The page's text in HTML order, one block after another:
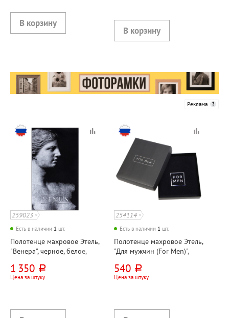
Реклама
259023
Есть в наличии 1 шт.
Полотенце махровое Этель,
"Венера", черное, белое,
420г⁄м²
1 350 руб.
Цена за штуку
254114
Есть в наличии 1 шт.
Полотенце махровое Этель,
"Для мужчин (For Men)",
хлопок, 350г⁄м², в
подарочной коробке
540 руб.
Цена за штуку